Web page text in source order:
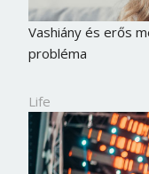
Vashiány és erős
probléma
Life
Jelszó